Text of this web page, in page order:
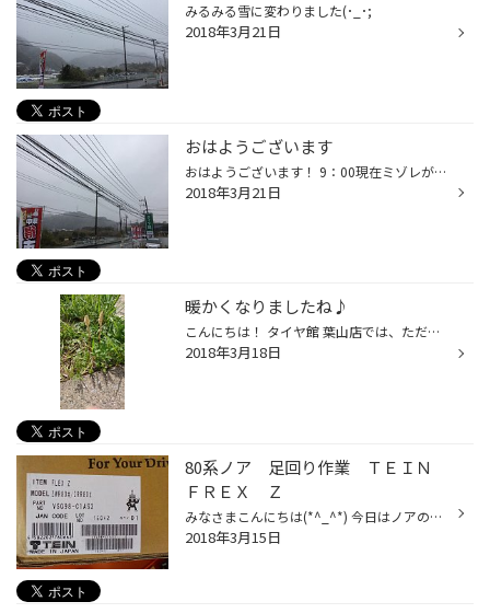
みるみる雪に変わりました(･_･;
2018年3月21日
おはようございます
おはようございます！ 9：00現在ミゾレが降っています！！ 桜が咲き始めてきたのに冬に逆戻りの寒さですね:;(∩´﹏`∩);: ご来店の際には安全運転でお気をつけ下さい(*´∀｀*)
2018年3月21日
暖かくなりましたね♪
こんにちは！ タイヤ館 葉山店では、ただいま集中得市を開催中です＼（＾Ｏ＾）／ 道端に春発見！！（◎◎）！ つくしを発見しました♪♪ だいぶ暖かくなり、夏用タイヤへの履き替えも始まっています！ 当店ご予約も承っておりますので、お気軽にご連絡ください（＾＾）ｖ
2018年3月18日
80系ノア 足回り作業 ＴＥＩＮ
ＦＲＥＸ Ｚ
みなさまこんにちは(*^_^*) 今日はノアの足回り交換♪ えっ！？タイヤ屋さんじゃあ・・・？ 足回りもできるんです(^0_0^) さっそく作業開始！ 順調に作業！ 推奨車高でインストール！－４５ｍｍダウ(^_-)-☆) ばっちりですね～!(^^)! あとはアライメントでしっかり調整！ ここがタイロッド！伸ばした...
2018年3月15日